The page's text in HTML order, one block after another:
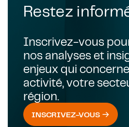
Restez
Inscrivez-vous
nos analyses et
enjeux qui
activité, votre
région.
INSCRIVEZ-VOUS